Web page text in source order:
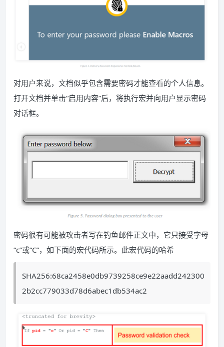
对用户来说，文档似乎包含需要密码才能查看的个人信息。
打开文档并单击“启用内容”后，将执行宏并向用户显示密码
对话框。
密码很有可能被攻击者写在钓鱼邮件正文中，它只接受字母
“c”或“C”，如下面的宏代码所示。此宏代码的哈希
SHA256:68ca2458e0db9739258ce9e22aadd242300
2b2cc779033d78d6abec1db534ac2